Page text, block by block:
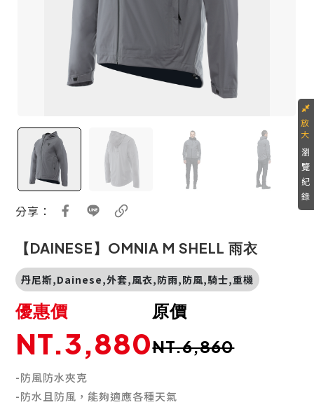
分享：
【DAINESE】OMNIA M SHELL 雨衣
丹尼斯,Dainese,外套,風衣,防雨,防風,騎士,重機
原價
NT.6,860
優惠價
NT.3,880
-防風防水夾克
-防水且防風，能夠適應各種天氣
瀏
覽
紀
錄